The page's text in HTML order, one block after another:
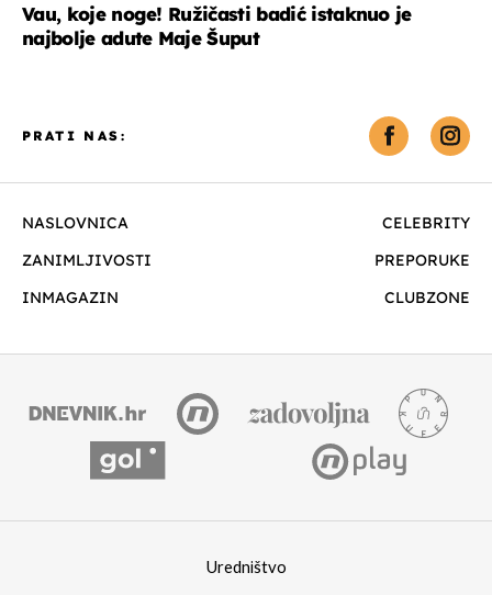
Vau, koje noge! Ružičasti badić istaknuo je
najbolje adute Maje Šuput
NASLOVNICA
CELEBRITY
ZANIMLJIVOSTI
PREPORUKE
INMAGAZIN
CLUBZONE
PRATI NAS:
Uredništvo